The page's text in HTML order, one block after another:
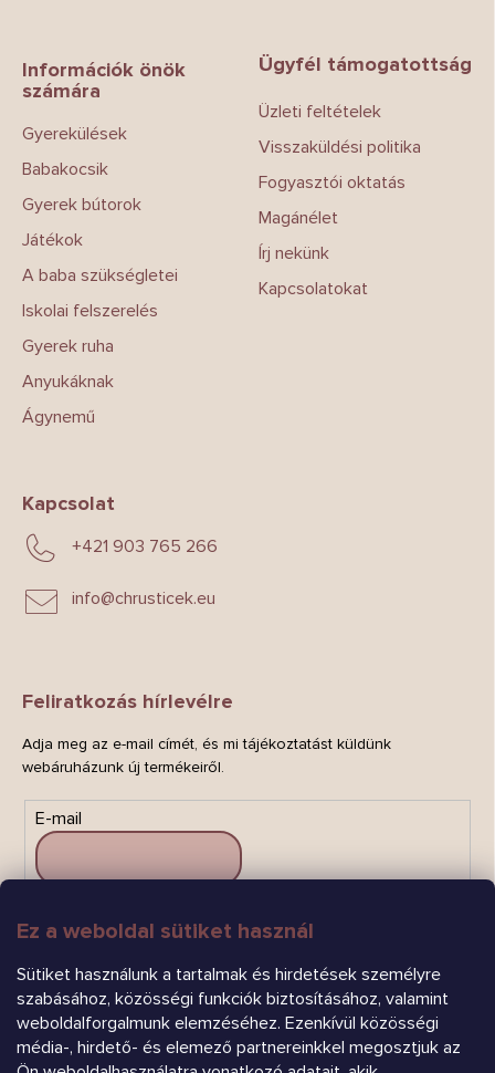
Ez a weboldal sütiket használ
Sütiket használunk a tartalmak és hirdetések személyre
szabásához, közösségi funkciók biztosításához, valamint
weboldalforgalmunk elemzéséhez. Ezenkívül közösségi
média-, hirdető- és elemező partnereinkkel megosztjuk az
Információk önök
számára
Gyerekülések
Babakocsik
Gyerek bútorok
Játékok
A baba szükségletei
Iskolai felszerelés
Gyerek ruha
Anyukáknak
Ágynemű
Ügyfél támogatottság
Üzleti feltételek
Visszaküldési politika
Fogyasztói oktatás
Magánélet
Írj nekünk
Kapcsolatokat
Kapcsolat
info@chrusticek.eu
+421 903 765 266
Feliratkozás hírlevélre
Adja meg az e-mail címét, és mi tájékoztatást küldünk
webáruházunk új termékeiről.
E-mail
FELIRATKOZÁS